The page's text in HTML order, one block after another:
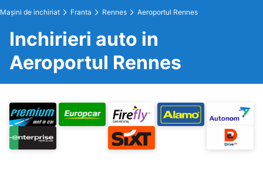
Maşini de inchiriat Franta Rennes Aeroportul Rennes
Inchirieri auto in
Aeroportul Rennes